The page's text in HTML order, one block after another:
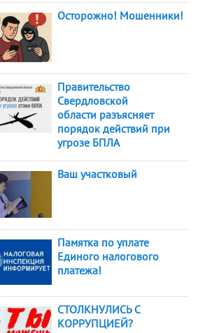
Осторожно! Мошенники!
Правительство
Свердловской
области разъясняет
порядок действий при
угрозе БПЛА
Ваш участковый
Памятка по уплате
Единого налогового
платежа!
СТОЛКНУЛИСЬ С
КОРРУПЦИЕЙ?